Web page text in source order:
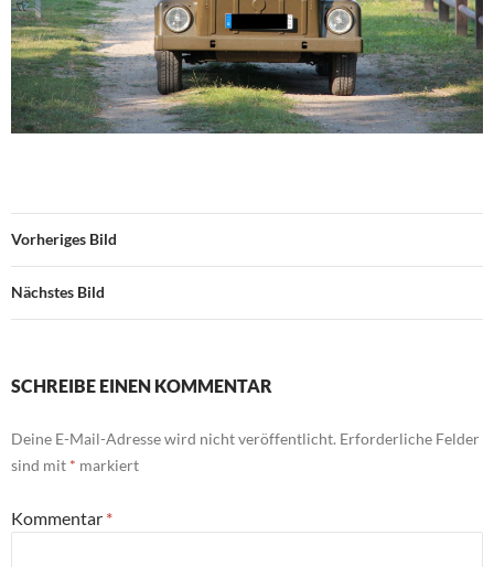
Vorheriges Bild
Nächstes Bild
SCHREIBE EINEN KOMMENTAR
Deine E-Mail-Adresse wird nicht veröffentlicht. Erforderliche Felder
sind mit * markiert
Kommentar *